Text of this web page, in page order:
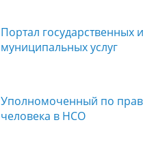
Портал государственных и
муниципальных услуг
Уполномоченный по
человека в НСО